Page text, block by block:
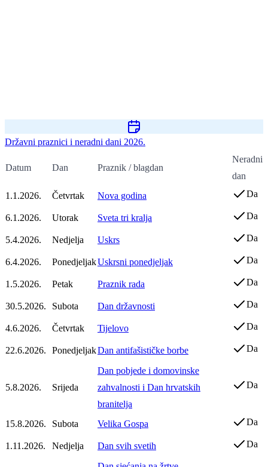
Državni praznici i neradni dani 2026.
Datum Dan Praznik / blagdan
Neradni
dan
1.1.2026.
Četvrtak Nova godina Da
6.1.2026. Utorak Sveta tri kralja Da
5.4.2026. Nedjelja Uskrs Da
6.4.2026. PonedjeljakUskrsni ponedjeljak Da
1.5.2026. Petak Praznik rada Da
30.5.2026. Subota Dan državnosti Da
4.6.2026. Četvrtak Tijelovo Da
22.6.2026. PonedjeljakDan antifašističke borbe Da
5.8.2026. Srijeda
Dan pobjede i domovinske
zahvalnosti i Dan hrvatskih
branitelja
Da
15.8.2026. Subota Velika Gospa Da
1.11.2026. Nedjelja Dan svih svetih Da